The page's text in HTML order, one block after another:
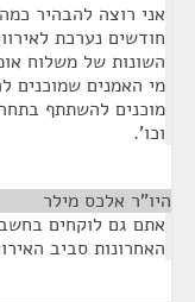
אני רוצה להבהיר
חודשים נערכת
השונות של משלוח
מי האמנים שמוכנים
מוכנים להשתתף
וכו'.
היו"ר אלכס מילר
אתם גם לוקחים
האחרונות סביב